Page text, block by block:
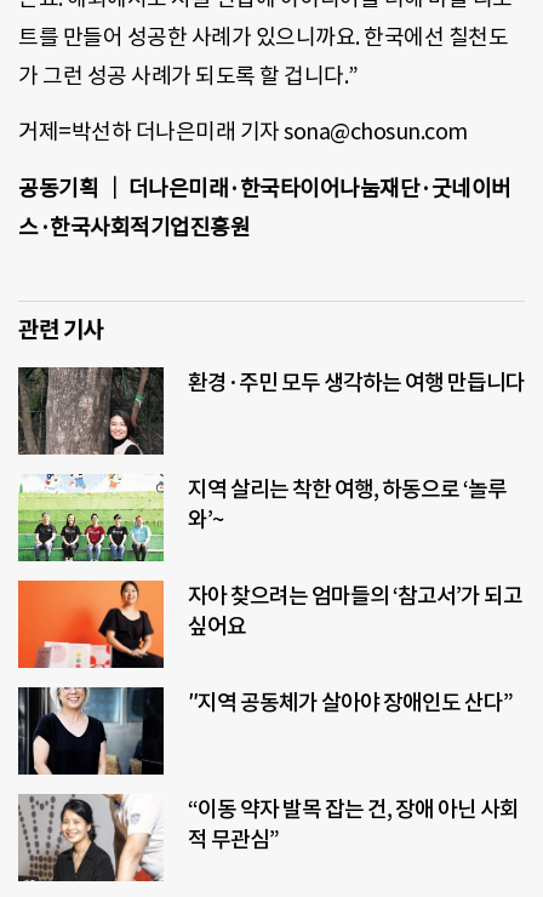
트를 만들어 성공한 사례가 있으니까요. 한국에선 칠천도
가 그런 성공 사례가 되도록 할 겁니다.”
거제=박선하 더나은미래 기자 sona@chosun.com
공동기획 ｜ 더나은미래·한국타이어나눔재단·굿네이버
스·한국사회적기업진흥원
관련 기사
환경·주민 모두 생각하는 여행 만듭니다
지역 살리는 착한 여행, 하동으로 ‘놀루
와’~
자아 찾으려는 엄마들의 ‘참고서’가 되고
싶어요
″지역 공동체가 살아야 장애인도 산다”
“이동 약자 발목 잡는 건, 장애 아닌 사회
적 무관심”